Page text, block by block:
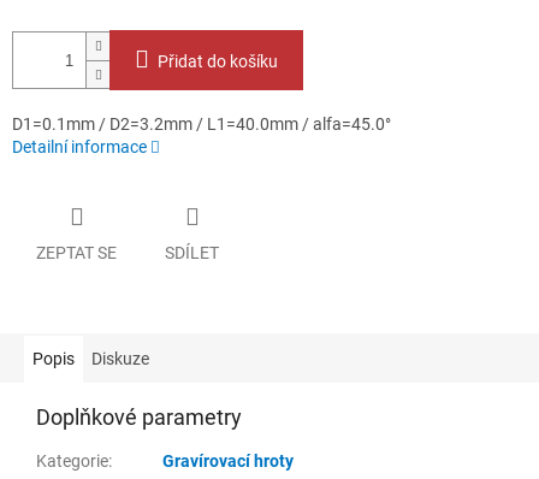
Přidat do košíku
D1=0.1mm / D2=3.2mm / L1=40.0mm / alfa=45.0°
Detailní informace
ZEPTAT SE SDÍLET
Popis Diskuze
Doplňkové parametry
Kategorie:
Gravírovací hroty